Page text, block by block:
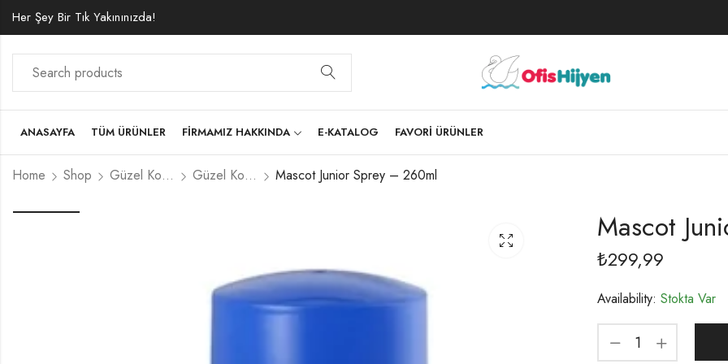
Her Şey Bir Tık Yakınınızda!
ANASAYFA TÜM ÜRÜNLER FIRMAMIZ HAKKINDA E-KATALOG FAVORI ÜRÜNLER
Home Shop Güzel Kokular ve Koku Makineleri Güzel Kokular Mascot Junior Sprey – 260ml
Mascot
₺299,99
Availability: Stokta Var